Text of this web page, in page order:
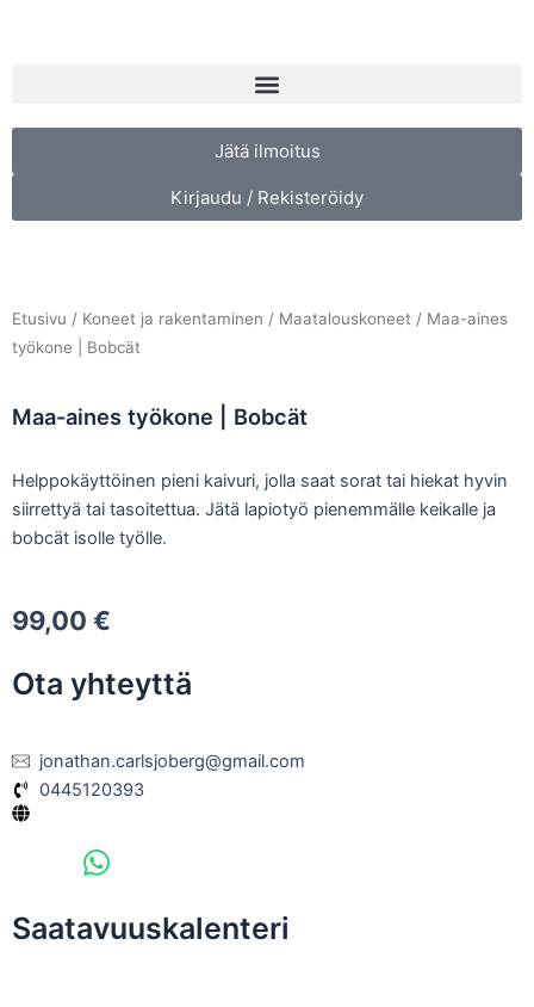
Menu
Jätä ilmoitus
Kirjaudu / Rekisteröidy
Etusivu / Koneet ja rakentaminen / Maatalouskoneet / Maa-aines
työkone | Bobcät
Maa-aines työkone | Bobcät
Helppokäyttöinen pieni kaivuri, jolla saat sorat tai hiekat hyvin
siirrettyä tai tasoitettua. Jätä lapiotyö pienemmälle keikalle ja
bobcät isolle työlle.
99,00 €
Ota yhteyttä
jonathan.carlsjoberg@gmail.com
0445120393
Saatavuuskalenteri